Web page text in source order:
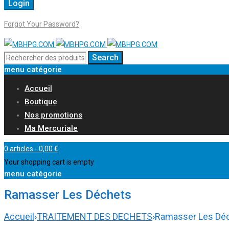
Forgot Your Password?
menu catégorie
Accueil
Boutique
Nos promotions
Ma Mercuriale
0 articles - 0,00 €
Your shopping cart is empty
menu catégorie
Ramasser Les Déchets
Accueil ›TRAITEMENT DES DECHETS›Ramasser Les